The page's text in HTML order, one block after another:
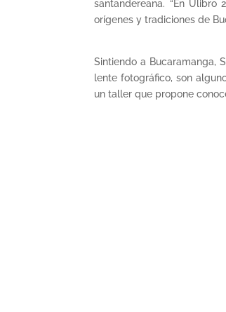
santandereana. “En
orígenes y tradiciones de
Sintiendo a Bucaramanga,
lente fotográfico, son
un taller que propone